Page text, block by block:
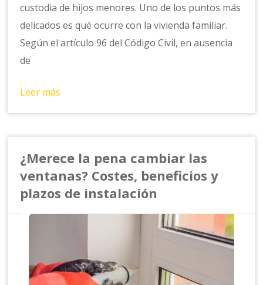
custodia de hijos menores. Uno de los puntos más
delicados es qué ocurre con la vivienda familiar.
Según el artículo 96 del Código Civil, en ausencia
de
Leer más
¿Merece la pena cambiar las
ventanas? Costes, beneficios y
plazos de instalación